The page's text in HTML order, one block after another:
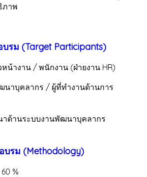
ภาพ
รม (Target Participants)
างาน / พนักงาน (ฝ่ายงาน HR)
บุคลากร / ผู้ที่ทำงานด้านการ
านระบบงานพัฒนาบุคลากร
บรม (Methodology)
%